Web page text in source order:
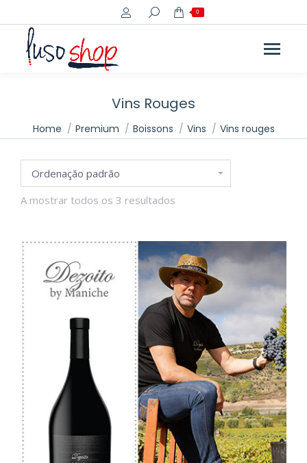
Search: 0
Vins Rouges
You are here:
Home Premium Boissons Vins Vins rouges
A mostrar todos os 3 resultados